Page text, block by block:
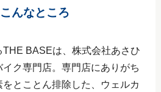
んなところ
BASEは、株式会社あさひ
ク専門店。専門店にありがち
とことん排除した、ウェルカ